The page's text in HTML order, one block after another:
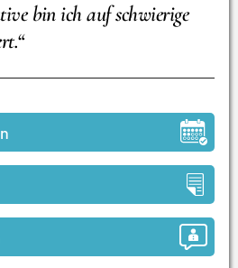
bin ich auf schwierige